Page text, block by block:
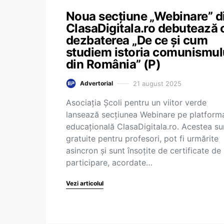
Noua secțiune „Webinare”
ClasaDigitala.ro debutează
dezbaterea „De ce și cum
studiem istoria
din România” (P)
Advertorial 21 august 2025
Asociația Școli pentru un viitor verde
lansează secțiunea Webinare pe
educațională ClasaDigitala.ro. Acestea
gratuite pentru profesori, pot fi urmărite
asincron și sunt însoțite de certificate de
participare, acordate…
Vezi articolul